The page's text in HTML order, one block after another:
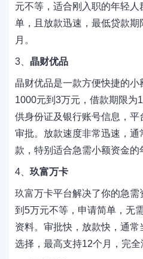
元不等，适合刚入职的年轻
单，且放款迅速，最低贷款
月。
3、 晶财优品
晶财优品是一款方便快捷的小
1000元到3万元，借款期限为
供身份证及银行账号信息，
审批。放款速度非常迅速，
款，特别适合急需小额资金的
4、 玖富万卡
玖富万卡平台解决了你的急
到5万元不等，申请简单，无
资料。审批快，放款快，通
选择，最高支持12个月，完全